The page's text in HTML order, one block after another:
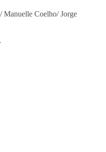
Manuelle Coelho/ Jorge